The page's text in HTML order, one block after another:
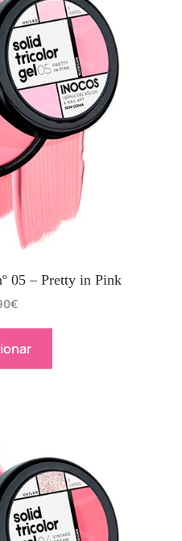
05 – Pretty in Pink
€